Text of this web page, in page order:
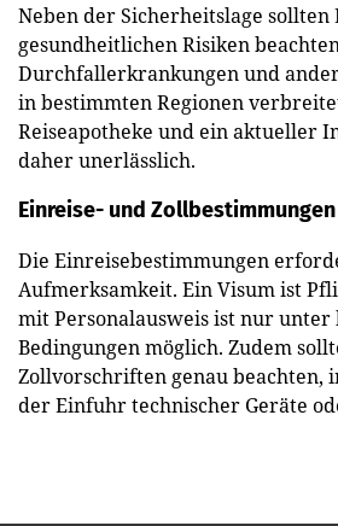
Neben der Sicherheitslage sollten
gesundheitlichen Risiken
Durchfallerkrankungen und
in bestimmten Regionen
Reiseapotheke und ein aktueller
daher unerlässlich.
Einreise- und Zollbestimmungen
Die Einreisebestimmungen
Aufmerksamkeit. Ein Visum ist
mit Personalausweis ist nur unter
Bedingungen möglich. Zudem
Zollvorschriften genau beachten,
der Einfuhr technischer Geräte